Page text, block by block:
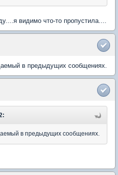
видимо что-то пропустила....
в предыдущих сообщениях.
в предыдущих сообщениях.